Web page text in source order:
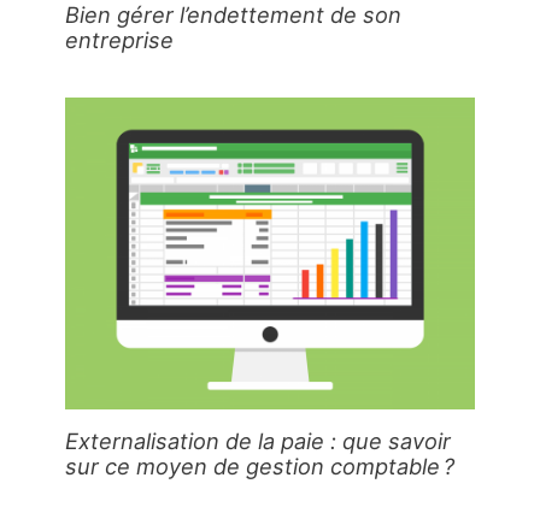
Bien gérer l’endettement de son
entreprise
Externalisation de la paie : que savoir
sur ce moyen de gestion comptable ?